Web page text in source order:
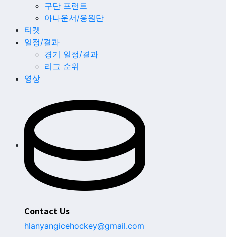
구단 프런트
아나운서/응원단
티켓
일정/결과
경기 일정/결과
리그 순위
영상
Contact Us
hlanyangicehockey@gmail.com